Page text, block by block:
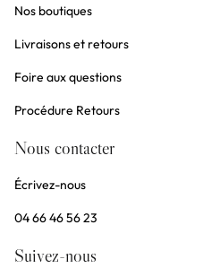
Nos boutiques
Livraisons et retours
Foire aux questions
Procédure Retours
Nous contacter
Écrivez-nous
04 66 46 56 23
Suivez-nous